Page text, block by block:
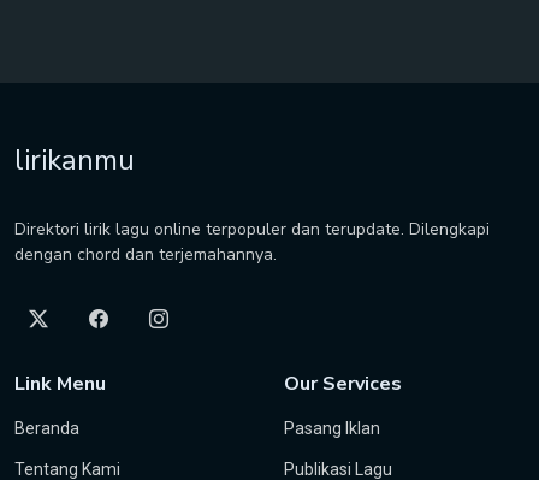
lirikanmu
Direktori lirik lagu online terpopuler dan terupdate. Dilengkapi
dengan chord dan terjemahannya.
Link Menu
Beranda
Tentang Kami
Our Services
Pasang Iklan
Publikasi Lagu